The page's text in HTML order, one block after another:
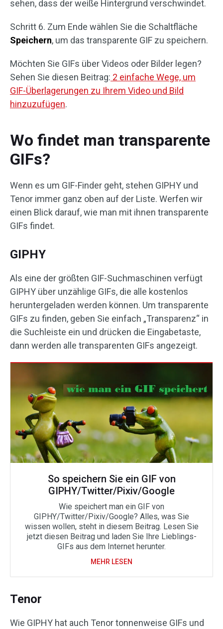
sehen, dass der weiße Hintergrund verschwindet.
Schritt 6. Zum Ende wählen Sie die Schaltfläche
Speichern, um das transparente GIF zu speichern.
Möchten Sie GIFs über Videos oder Bilder legen?
Sehen Sie diesen Beitrag: 2 einfache Wege, um
GIF-Überlagerungen zu Ihrem Video und Bild
hinzuzufügen.
Wo findet man transparente
GIFs?
Wenn es um GIF-Finder geht, stehen GIPHY und
Tenor immer ganz oben auf der Liste. Werfen wir
einen Blick darauf, wie man mit ihnen transparente
GIFs findet.
GIPHY
Als eine der größten GIF-Suchmaschinen verfügt
GIPHY über unzählige GIFs, die alle kostenlos
heruntergeladen werden können. Um transparente
GIFs zu finden, geben Sie einfach „Transparenz“ in
die Suchleiste ein und drücken die Eingabetaste,
dann werden alle transparenten GIFs angezeigt.
So speichern Sie ein GIF von
GIPHY/Twitter/Pixiv/Google
Wie speichert man ein GIF von
GIPHY/Twitter/Pixiv/Google? Alles, was Sie
wissen wollen, steht in diesem Beitrag. Lesen Sie
jetzt diesen Beitrag und laden Sie Ihre Lieblings-
GIFs aus dem Internet herunter.
MEHR LESEN
Tenor
Wie GIPHY hat auch Tenor tonnenweise GIFs und